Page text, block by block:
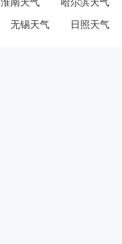
淮南天气 哈尔滨天气
无锡天气 日照天气